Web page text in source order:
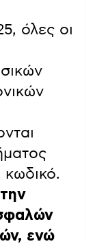
όλες οι
κωδικό.
ενώ